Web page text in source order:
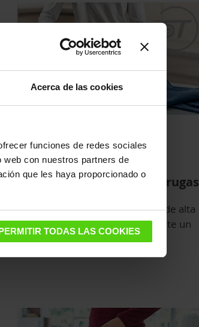
Acerca de las cookies
funciones de redes sociales
con nuestros partners de
que les haya proporcionado o
TODAS LAS COOKIES
Función turbo: no más arrugas
Con la función Turbo, la caldera de alta
presión Polti Vaporella Next emite un
potente chorro de vapor.